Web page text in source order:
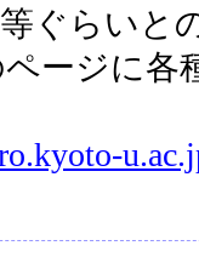
ぐらいと
ージに各